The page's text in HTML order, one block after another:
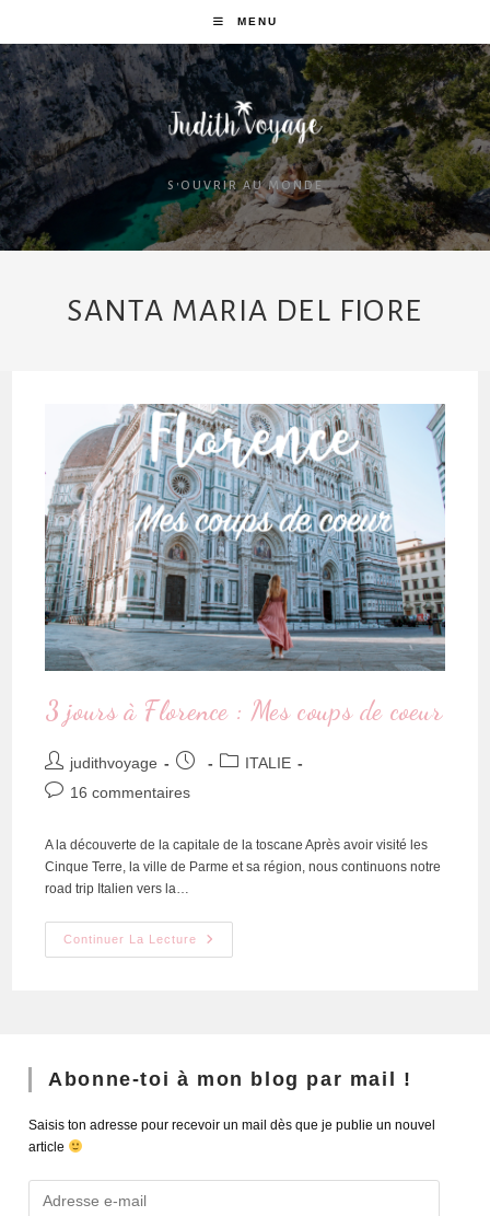
MENU
S'OUVRIR AU MONDE
SANTA MARIA DEL FIORE
3 jours à Florence : Mes coups de coeur
judithvoyage
ITALIE
16 commentaires
A la découverte de la capitale de la toscane Après avoir visité les
Cinque Terre, la ville de Parme et sa région, nous continuons notre
road trip Italien vers la…
Continuer La Lecture
Abonne-toi à mon blog par mail !
Saisis ton adresse pour recevoir un mail dès que je publie un nouvel
article